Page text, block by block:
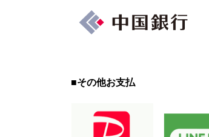
■その他お支払